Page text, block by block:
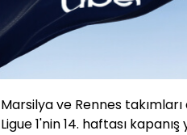
Marsilya ve Rennes
Ligue 1'nin 14. haftası kapanış